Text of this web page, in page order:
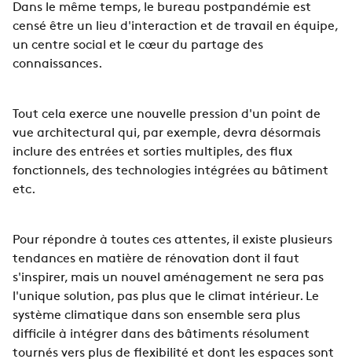
Dans le même temps, le bureau postpandémie est
censé être un lieu d'interaction et de travail en équipe,
un centre social et le cœur du partage des
connaissances.
Tout cela exerce une nouvelle pression d'un point de
vue architectural qui, par exemple, devra désormais
inclure des entrées et sorties multiples, des flux
fonctionnels, des technologies intégrées au bâtiment
etc.
Pour répondre à toutes ces attentes, il existe plusieurs
tendances en matière de rénovation dont il faut
s'inspirer, mais un nouvel aménagement ne sera pas
l'unique solution, pas plus que le climat intérieur. Le
système climatique dans son ensemble sera plus
difficile à intégrer dans des bâtiments résolument
tournés vers plus de flexibilité et dont les espaces sont